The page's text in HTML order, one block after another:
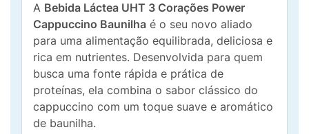
A Bebida Láctea UHT 3 Corações Power
Cappuccino Baunilha é o seu novo aliado
para uma alimentação equilibrada, deliciosa e
rica em nutrientes. Desenvolvida para quem
busca uma fonte rápida e prática de
proteínas, ela combina o sabor clássico do
cappuccino com um toque suave e aromático
de baunilha.